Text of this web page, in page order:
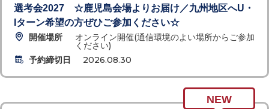
選考会2027 ☆鹿児島会場よりお届け／九州地区へU・
Iターン希望の方ぜひご参加ください☆
開催場所 オンライン開催(通信環境のよい場所からご参加
ください)
予約締切日
2026.08.30
NEW